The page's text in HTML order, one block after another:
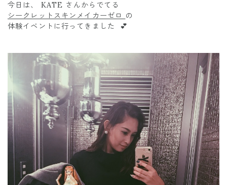
今日は、 KATE さんからでてる
シークレットスキンメイカーゼロ の
体験イベントに行ってきました 💕